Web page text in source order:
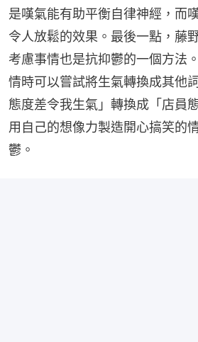
是嘆氣能有助平衡自律神經，而
令人放鬆的效果。最後一點，藤
考慮事情也是抗抑鬱的一個方法
情時可以嘗試將生氣轉換成其他
態度差令我生氣」轉換成「店員
用自己的想像力製造開心搞笑的
鬱。